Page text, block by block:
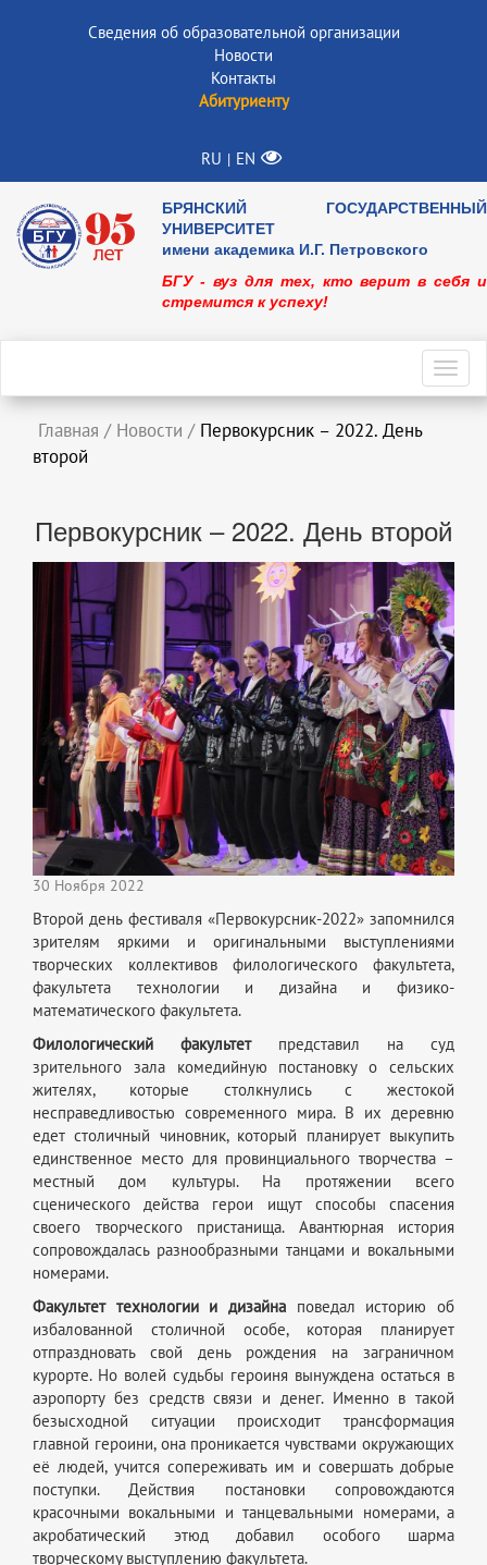
Сведения об образовательной организации
Новости
Контакты
Абитуриенту
RU | EN
БРЯНСКИЙ ГОСУДАРСТВЕННЫЙ
УНИВЕРСИТЕТ
имени академика И.Г. Петровского
БГУ - вуз для тех, кто верит в себя и
стремится к успеху!
Главная / Новости / Первокурсник – 2022. День
второй
Первокурсник – 2022. День второй
30 Ноября 2022
Второй день фестиваля «Первокурсник-2022» запомнился
зрителям яркими и оригинальными выступлениями
творческих коллективов филологического факультета,
факультета технологии и дизайна и физико-
математического факультета.
Филологический факультетпредставил на суд
зрительного зала комедийную постановку о сельских
жителях, которые столкнулись с жестокой
несправедливостью современного мира. В их деревню
едет столичный чиновник, который планирует выкупить
единственное место для провинциального творчества –
местный дом культуры. На протяжении всего
сценического действа герои ищут способы спасения
своего творческого пристанища. Авантюрная история
сопровождалась разнообразными танцами и вокальными
номерами.
Факультет технологии и дизайна поведал историю об
избалованной столичной особе, которая планирует
отпраздновать свой день рождения на заграничном
курорте. Но волей судьбы героиня вынуждена остаться в
аэропорту без средств связи и денег. Именно в такой
безысходной ситуации происходит трансформация
главной героини, она проникается чувствами окружающих
её людей, учится сопереживать им и совершать добрые
поступки. Действия постановки сопровождаются
красочными вокальными и танцевальными номерами, а
акробатический этюд добавил особого шарма
творческому выступлению факультета.